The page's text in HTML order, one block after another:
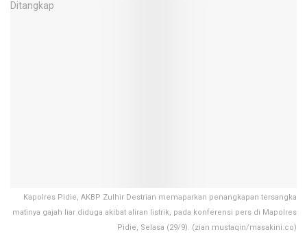
Kapolres Pidie, AKBP Zulhir Destrian memaparkan penangkapan tersangka
matinya gajah liar diduga akibat aliran listrik, pada konferensi pers di Mapolres
Pidie, Selasa (29/9). (zian mustaqin/masakini.co)